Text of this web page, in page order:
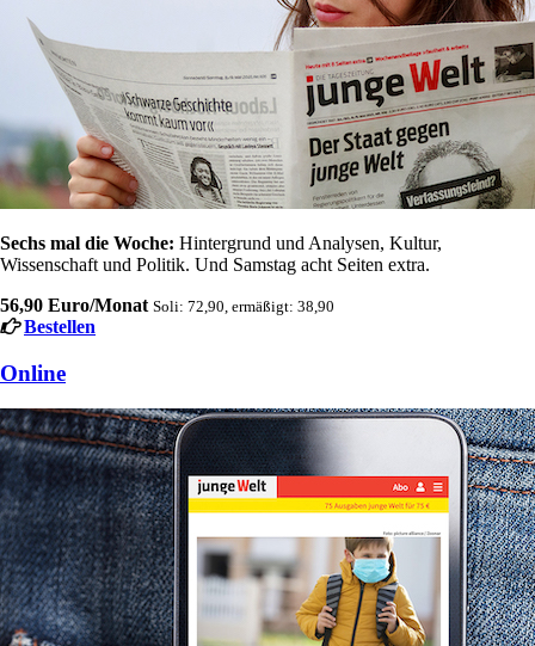
Sechs mal die Woche: Hintergrund und Analysen, Kultur,
Wissenschaft und Politik. Und Samstag acht Seiten extra.
56,90 Euro/Monat Soli: 72,90, ermäßigt: 38,90
Bestellen
Online